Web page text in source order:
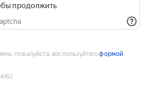
продолжить
пожалуйста, воспользуйтесьформой